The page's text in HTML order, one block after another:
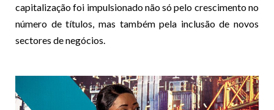
capitalização foi impulsionado não só pelo crescimento no
número de títulos, mas também pela inclusão de novos
sectores de negócios.